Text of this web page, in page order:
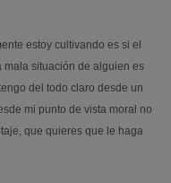
estoy cultivando es si el
mala situación de alguien es
del todo claro desde un
mi punto de vista moral no
que quieres que le haga